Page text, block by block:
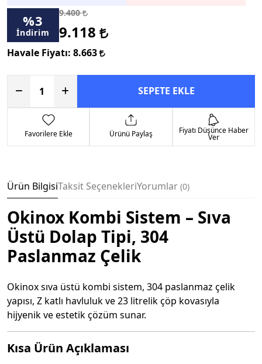
%3
İndirim
9.400
9.118
Havale Fiyatı: 8.663
SEPETE EKLE
Favorilere Ekle Ürünü Paylaş Fiyatı Düşünce Haber
Ver
Ürün BilgisiTaksit SeçenekleriYorumlar 0
Okinox Kombi Sistem – Sıva
Üstü Dolap Tipi, 304
Paslanmaz Çelik
Okinox sıva üstü kombi sistem, 304 paslanmaz çelik
yapısı, Z katlı havluluk ve 23 litrelik çöp kovasıyla
hijyenik ve estetik çözüm sunar.
Kısa Ürün Açıklaması